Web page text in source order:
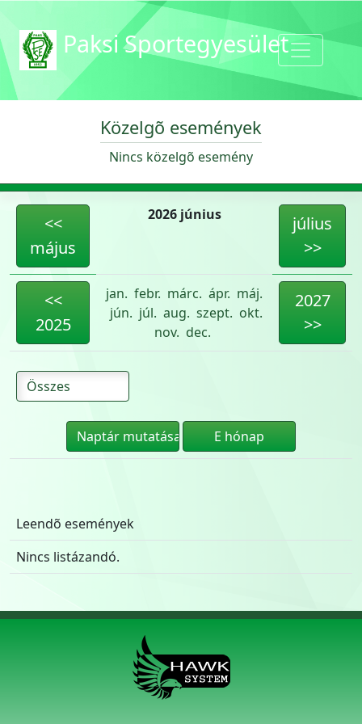
Paksi Sportegyesület
Közelgõ események
Nincs közelgõ esemény
<<
május
2026 június
július
>>
<<
2025
jan. febr. márc. ápr. máj.
jún. júl. aug. szept. okt.
nov. dec.
2027
>>
Leendõ események
Nincs listázandó.